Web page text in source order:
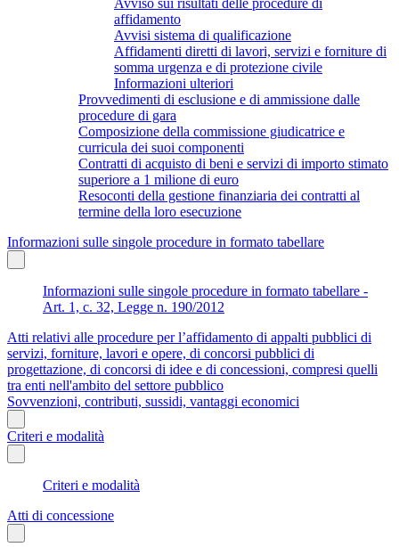
affidamento
Avvisi sistema di qualificazione
Affidamenti diretti di lavori, servizi e forniture di
somma urgenza e di protezione civile
Informazioni ulteriori
Provvedimenti di esclusione e di ammissione dalle
procedure di gara
Composizione della commissione giudicatrice e
curricula dei suoi componenti
Contratti di acquisto di beni e servizi di importo stimato
superiore a 1 milione di euro
Resoconti della gestione finanziaria dei contratti al
termine della loro esecuzione
Informazioni sulle singole procedure in formato tabellare
Informazioni sulle singole procedure in formato tabellare -
Art. 1, c. 32, Legge n. 190/2012
Atti relativi alle procedure per l’affidamento di appalti pubblici di
servizi, forniture, lavori e opere, di concorsi pubblici di
progettazione, di concorsi di idee e di concessioni, compresi quelli
tra enti nell'ambito del settore pubblico
Sovvenzioni, contributi, sussidi, vantaggi economici
Criteri e modalità
Criteri e modalità
Atti di concessione